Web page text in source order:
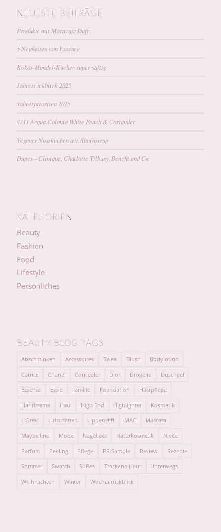
NEUESTE BEITRÄGE
Produkte mit Maracuja Duft
5 Neuheiten von Essence
Kokos-Mandel-Kuchen super saftig
Jahresrückblick 2025
Jahresfavoriten 2025
4711 Acqua Colonia White Peach & Coriander
Veganer Nusskuchen mit Ahornsirup
Dupes – Clinique, Charlotte Tilbury, Benefit und Co.
KATEGORIEN
Beauty
Fashion
Food
Lifestyle
Persönliches
BEAUTY BLOG TAGS
Abschminken Accessoires Balea Blush Bodylotion
Catrice Chanel Concealer Dior Drogerie Duschgel
Essence Essie Familie Foundation Haarpflege
Handcreme Haul High End Highlighter Kosmetik
L'Oréal Lidschatten Lippenstift MAC Mascara
Maybelline Mode Nagellack Naturkosmetik Nivea
Parfum Peeling Pflege PR-Sample Review Rezepte
Sommer Swatch Süßes Trockene Haut Unterwegs
Weihnachten Winter Wochenrückblick